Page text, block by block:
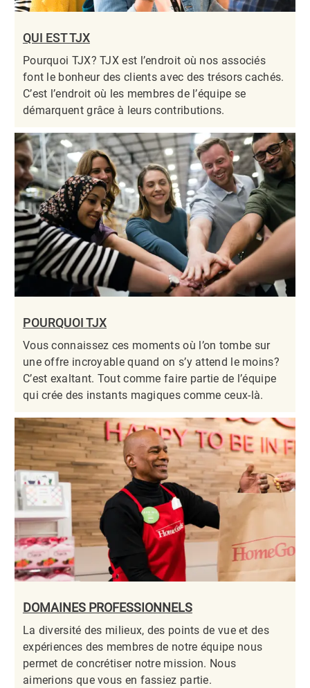
QUI EST TJX
Pourquoi TJX? TJX est l’endroit où nos associés
font le bonheur des clients avec des trésors cachés.
C’est l’endroit où les membres de l’équipe se
démarquent grâce à leurs contributions.​​​​​​​
POURQUOI TJX
Vous connaissez ces moments où l’on tombe sur
une offre incroyable quand on s’y attend le moins?
C’est exaltant. Tout comme faire partie de l’équipe
qui crée des instants magiques comme ceux-là.​​​​​​​
DOMAINES PROFESSIONNELS
La diversité des milieux, des points de vue et des
expériences des membres de notre équipe nous
permet de concrétiser notre mission. Nous
aimerions que vous en fassiez partie.​​​​​​​